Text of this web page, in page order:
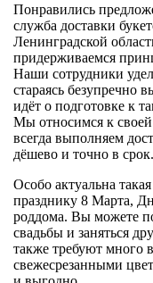
Понравились
служба доставки
Ленинградской
придерживаемся
Наши сотрудники
стараясь безупречно
идёт о подготовке к
Мы относимся к своей
всегда выполняем
дёшево и точно в срок.
Особо актуальна
празднику 8 Марта,
роддома. Вы можете
свадьбы и заняться
также требуют много
свежесрезанными